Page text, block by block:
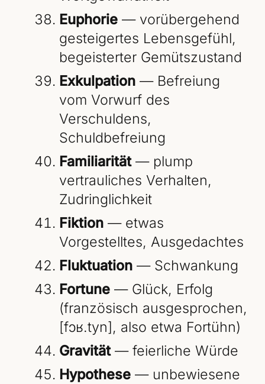
Euphorie— vorübergehend
gesteigertes Lebensgefühl,
begeisterter Gemütszustand
Exkulpation— Befreiung
vom Vorwurf des
Verschuldens,
Schuldbefreiung
Familiarität— plump
vertrauliches Verhalten,
Zudringlichkeit
Fiktion— etwas
Vorgestelltes, Ausgedachtes
Fluktuation— Schwankung
Fortune— Glück, Erfolg
(französisch ausgesprochen,
[fɔʁ.tyn], also etwa Fortühn)
Gravität— feierliche Würde
Hypothese— unbewiesene